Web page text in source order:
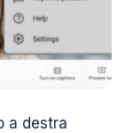
a destra